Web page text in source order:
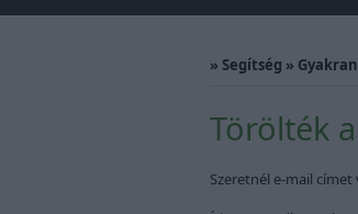
» Segítség »
Törölték
Szeretnél e-mail